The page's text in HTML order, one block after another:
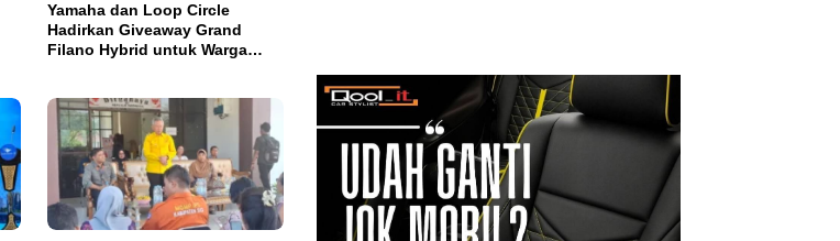
Yamaha dan Loop Circle
Hadirkan Giveaway Grand
Filano Hybrid untuk Warga